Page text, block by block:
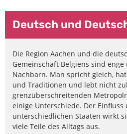
Deutsch und
Die Region Aachen und die
Gemeinschaft Belgiens sind
Nachbarn. Man spricht gleich,
und Traditionen und lebt nicht
grenzüberschreitenden
einige Unterschiede. Der Einfluss
unterschiedlichen Staaten wirkt
viele Teile des Alltags aus.